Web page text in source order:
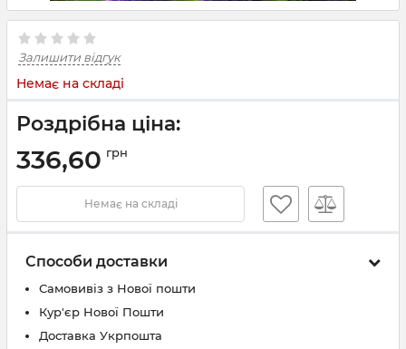
Залишити відгук
Немає на складі
Роздрібна ціна:
336,60 грн
Немає на складі
Способи доставки
Самовивіз з Нової пошти
Кур'єр Нової Пошти
Доставка Укрпошта